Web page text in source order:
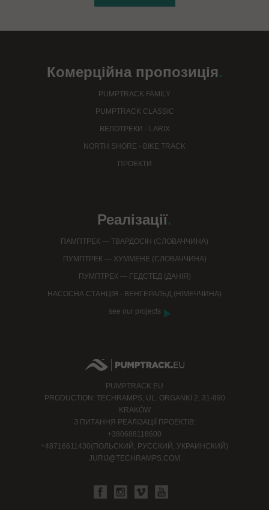
Комерційна пропозиція.
PUMPTRACK FAMILY
PUMPTRACK CLASSIC
ВЕЛОТРЕКИ - LARIX
NORTH SHORE - BIKE TRACK
ПРОЕКТИ
Реалізації.
ПАМПТРЕК — ТВАРДОСІН (СЛОВАЧЧИНА)
ПУМПТРЕК — ХУММЕНЕ (СЛОВАЧЧИНА)
ПУМПТРЕК — ГЕДСТЕД (ДАНІЯ)
НАСОСНА СТАНЦІЯ - ВЕНГЕРАЛЬД (НІМЕЧЧИНА)
see our projects
PUMPTRACK.EU
PRODUCTION: TECHRAMPS, UL. ORGANKI 2, 31-990
KRAKÓW
З ПИТАННЯ РЕАЛІЗАЦІЇ ПРОЕКТІВ:
+380688118600
+48716611430(ПОЛЬСКИЙ, РУССКИЙ, УКРАИНСКИЙ)
JURIJ@TECHRAMPS.COM